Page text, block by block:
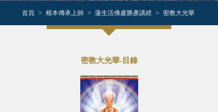
首頁 根本傳承上師 蓮生活佛盧勝彥講經 密教大光華
密教大光華-目錄